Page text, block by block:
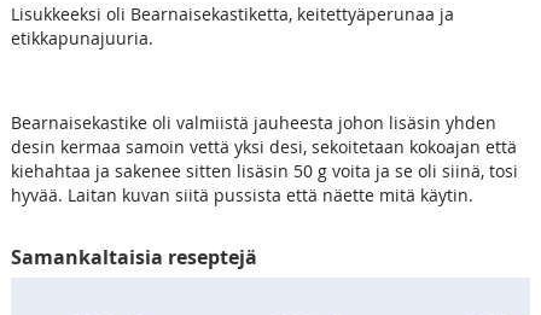
Lisukkeeksi oli Bearnaisekastiketta, keitettyäperunaa ja
etikkapunajuuria.
Bearnaisekastike oli valmiistä jauheesta johon lisäsin yhden
desin kermaa samoin vettä yksi desi, sekoitetaan kokoajan että
kiehahtaa ja sakenee sitten lisäsin 50 g voita ja se oli siinä, tosi
hyvää. Laitan kuvan siitä pussista että näette mitä käytin.
Samankaltaisia reseptejä